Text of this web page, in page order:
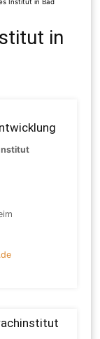
Institut in Bad
in